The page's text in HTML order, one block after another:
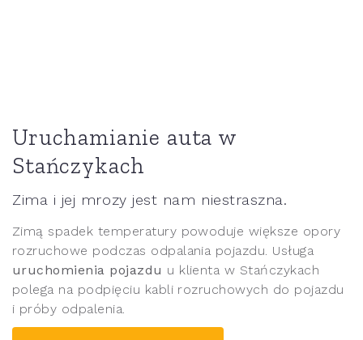
Uruchamianie auta w
Stańczykach
Zima i jej mrozy jest nam niestraszna.
Zimą spadek temperatury powoduje większe opory
rozruchowe podczas odpalania pojazdu. Usługa
uruchomienia pojazdu u klienta w Stańczykach
polega na podpięciu kabli rozruchowych do pojazdu
i próby odpalenia.